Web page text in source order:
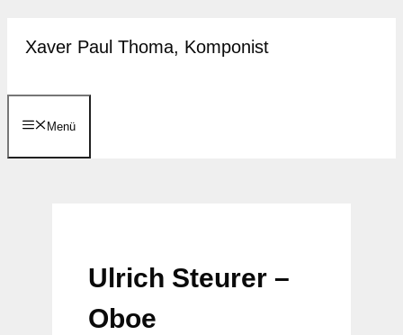
InhaltXaver Paul Thoma, Komponist
Menü
Ulrich Steurer –
Oboe